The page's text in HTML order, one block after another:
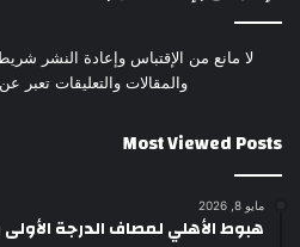
لا مانع من الإقتباس وإعادة النشر
والمقالات والتعليقات تعبر
Most Viewed Posts
مايو 8, 2026
هبوط الأهلي لمصاف الدرجة